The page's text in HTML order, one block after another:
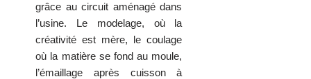
grâce au circuit aménagé dans
l’usine. Le modelage, où la
créativité est mère, le coulage
où la matière se fond au moule,
l’émaillage après cuisson à